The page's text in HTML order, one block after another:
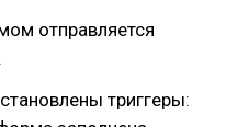
отправляется
триггеры: